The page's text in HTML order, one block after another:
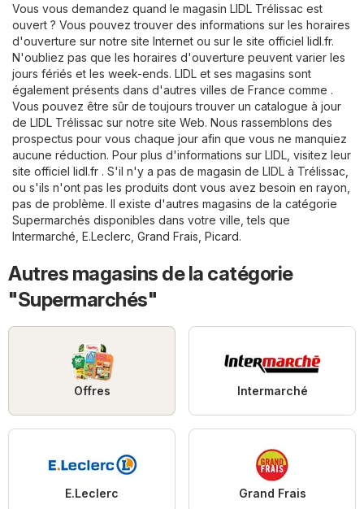
Vous vous demandez quand le magasin LIDL Trélissac est
ouvert ? Vous pouvez trouver des informations sur les horaires
d'ouverture sur notre site Internet ou sur le site officiel lidl.fr.
N'oubliez pas que les horaires d'ouverture peuvent varier les
jours fériés et les week-ends. LIDL et ses magasins sont
également présents dans d'autres villes de France comme .
Vous pouvez être sûr de toujours trouver un catalogue à jour
de LIDL Trélissac sur notre site Web. Nous rassemblons des
prospectus pour vous chaque jour afin que vous ne manquiez
aucune réduction. Pour plus d'informations sur LIDL, visitez leur
site officiel lidl.fr . S'il n'y a pas de magasin de LIDL à Trélissac,
ou s'ils n'ont pas les produits dont vous avez besoin en rayon,
pas de problème. Il existe d'autres magasins de la catégorie
Supermarchés disponibles dans votre ville, tels que
Intermarché E.Leclerc Grand Frais Picard.
Autres magasins de la catégorie
"Supermarchés"
Offres Intermarché
E.Leclerc Grand Frais